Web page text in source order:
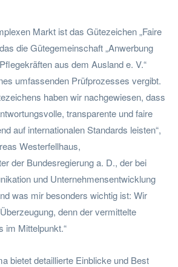
Markt ist das Gütezeichen „Faire
die Gütegemeinschaft „Anwerbung
aus dem Ausland e. V.“
umfassenden Prüfprozesses vergibt.
haben wir nachgewiesen, dass
transparente und faire
auf internationalen Standards leisten“,
Westerfellhaus,
der Bundesregierung a. D., der bei
und Unternehmensentwicklung
was mir besonders wichtig ist: Wir
denn der vermittelte
im Mittelpunkt.“
bietet detaillierte Einblicke und Best